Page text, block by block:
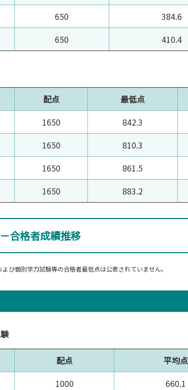
650 384.6
650 410.4
配点 最低点
1650 842.3
1650 810.3
1650 861.5
1650 883.2
合格者成績推移
び個別学力試験等の合格者最低点は公表されていません。
配点 平均点
1000 660.1